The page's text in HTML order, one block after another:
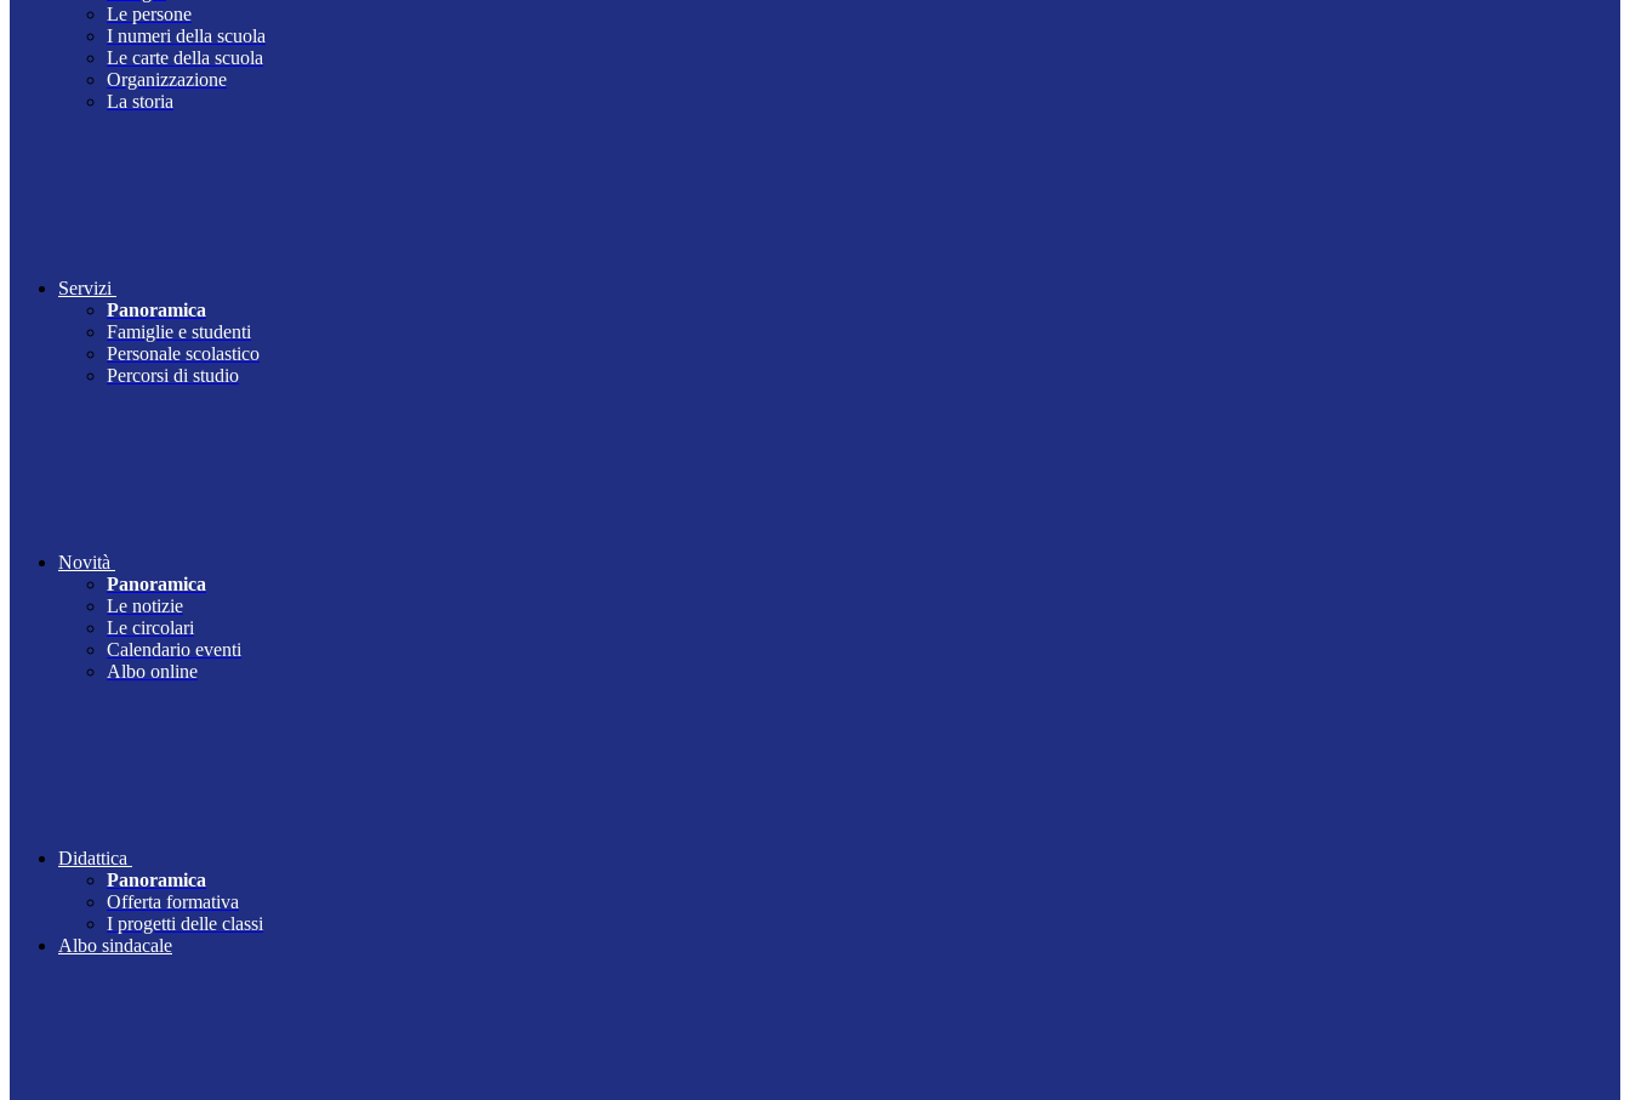
Le persone
I numeri della scuola
Le carte della scuola
Organizzazione
La storia
Servizi
Panoramica
Famiglie e studenti
Personale scolastico
Percorsi di studio
Novità
Panoramica
Le notizie
Le circolari
Calendario eventi
Albo online
Didattica
Panoramica
Offerta formativa
I progetti delle classi
Albo sindacale